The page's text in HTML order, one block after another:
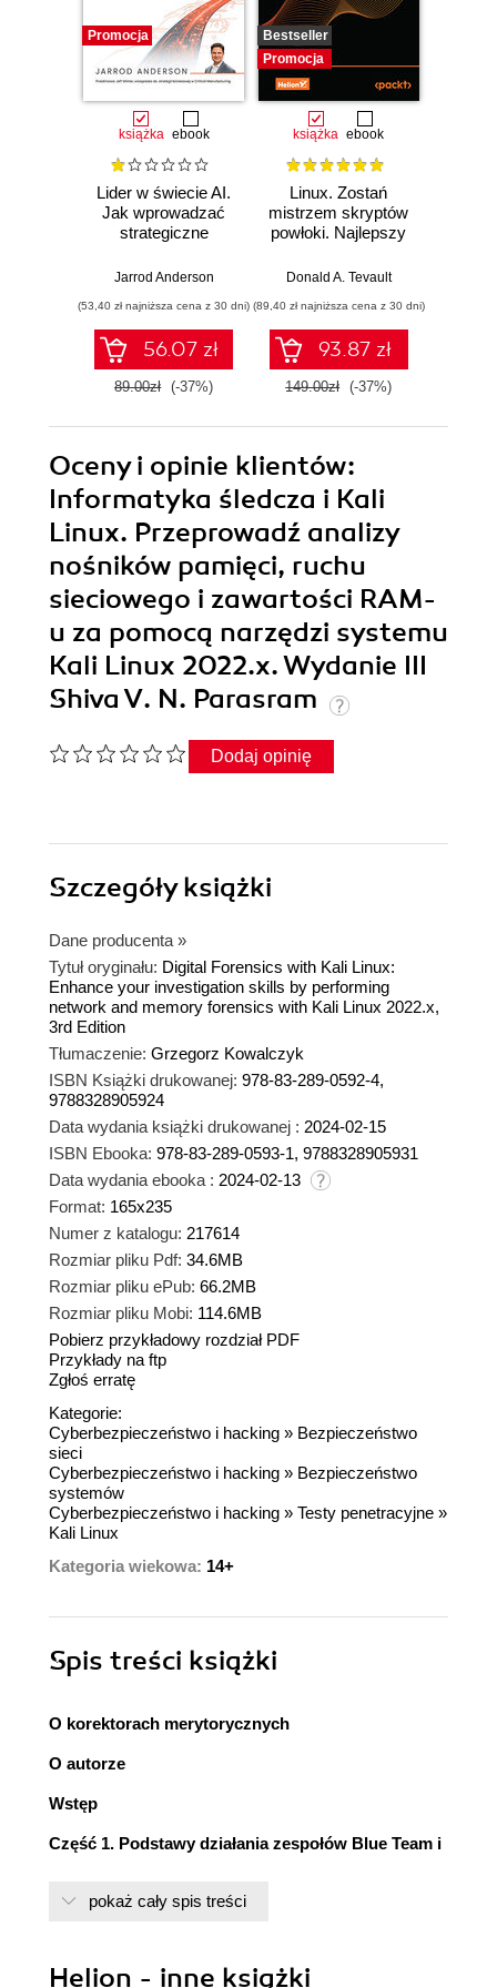
Promocja
książka ebook
Lider w świecie AI.
Jak wprowadzać
strategiczne
biznes i
zespołowi w erze
sztucznej
inteligencji
Jarrod Anderson
(53,40 zł najniższa cena z 30 dni)
56.07 zł
89.00zł (-37%)
Bestseller
Promocja
książka ebook
Linux. Zostań
mistrzem skryptów
powłoki. Najlepszy
którym
zautomatyzujesz i
usprawnisz każde
zadanie
Donald A. Tevault
(89,40 zł najniższa cena z 30 dni)
93.87 zł
149.00zł (-37%)
Oceny i opinie klientów:
Informatyka śledcza i Kali
Linux. Przeprowadź analizy
nośników pamięci, ruchu
sieciowego i zawartości RAM-
u za pomocą narzędzi systemu
Kali Linux 2022.x. Wydanie III
Shiva V. N. Parasram
Dodaj opinię
Szczegółyksiążki
Dane producenta »
Tytuł oryginału: Digital Forensics with Kali Linux:
Enhance your investigation skills by performing
network and memory forensics with Kali Linux 2022.x,
3rd Edition
Tłumaczenie: Grzegorz Kowalczyk
ISBN Książki drukowanej: 978-83-289-0592-4,
9788328905924
Data wydania książki drukowanej : 2024-02-15
ISBN Ebooka: 978-83-289-0593-1, 9788328905931
Data wydania ebooka : 2024-02-13
Format: 165x235
Numer z katalogu: 217614
Rozmiar pliku Pdf: 34.6MB
Rozmiar pliku ePub: 66.2MB
Rozmiar pliku Mobi: 114.6MB
Pobierz przykładowy rozdział PDF
Przykłady na ftp
Zgłoś erratę
Kategorie:
Cyberbezpieczeństwo i hacking » Bezpieczeństwo
sieci
Cyberbezpieczeństwo i hacking » Bezpieczeństwo
systemów
Cyberbezpieczeństwo i hacking » Testy penetracyjne »
Kali Linux
Kategoria wiekowa: 14+
Spis treści książki
O korektorach merytorycznych
O autorze
Wstęp
Część 1. Podstawy działania zespołów Blue Team i
Rozdział 1. Podstawy działania zespołów Red,
Jak zacząłem pracę z systemem Kali Linux
pokaż cały spis treści
Helion - inne książki